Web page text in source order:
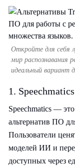
Откройте для себя
мир распознавания
идеальный вариант
1. Speechmatics
Speechmatics —
альтернатив ПО
Пользователи
моделей ИИ и
доступных через